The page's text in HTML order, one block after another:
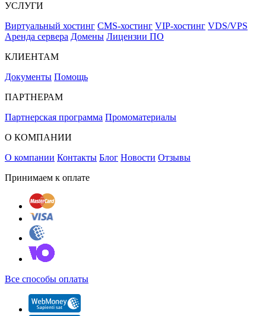
УСЛУГИ
Виртуальный хостинг CMS-хостинг VIP-хостинг VDS/VPS
Аренда сервера Домены Лицензии ПО
КЛИЕНТАМ
Документы Помощь
ПАРТНЕРАМ
Партнерская программа Промоматериалы
О КОМПАНИИ
О компании Контакты Блог Новости Отзывы
Принимаем к оплате
Все способы оплаты